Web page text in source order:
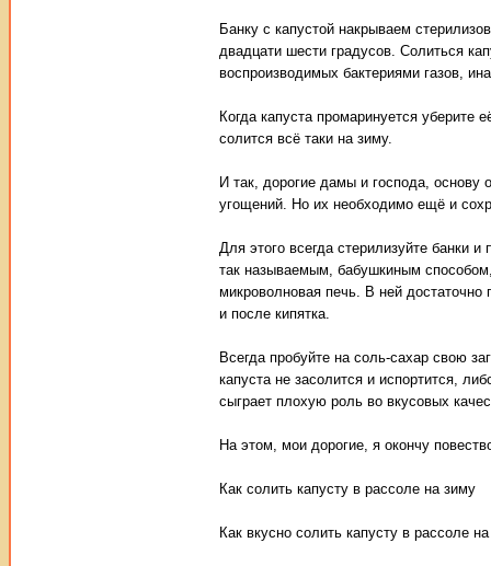
Банку с капустой накрываем
двадцати шести градусов. Солиться
воспроизводимых бактериями газов,
Когда капуста промаринуется
солится всё таки на зиму.
И так, дорогие дамы и господа,
угощений. Но их необходимо ещё и
Для этого всегда стерилизуйте банки
так называемым, бабушкиным способом,
микроволновая печь. В ней достаточно
и после кипятка.
Всегда пробуйте на соль-сахар свою
капуста не засолится и испортится,
сыграет плохую роль во вкусовых
На этом, мои дорогие, я окончу
Как солить капусту в рассоле на зиму
Как вкусно солить капусту в рассоле